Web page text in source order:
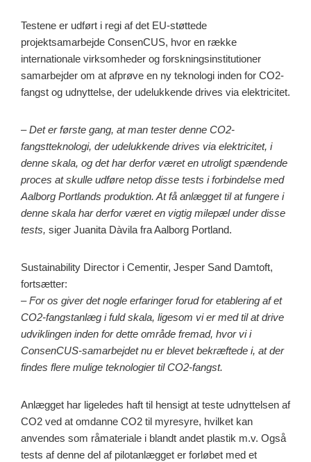
Testene er udført i regi af det EU-støttede
projektsamarbejde ConsenCUS, hvor en række
internationale virksomheder og forskningsinstitutioner
samarbejder om at afprøve en ny teknologi inden for CO2-
fangst og udnyttelse, der udelukkende drives via elektricitet.
–Det er første gang, at man tester denne CO2-
fangstteknologi, der udelukkende drives via elektricitet, i
denne skala, og det har derfor været en utroligt spændende
proces at skulle udføre netop disse tests i forbindelse med
Aalborg Portlands produktion. At få anlægget til at fungere i
denne skala har derfor været en vigtig milepæl under disse
tests, siger Juanita Dàvila fra Aalborg Portland.
Sustainability Director i Cementir, Jesper Sand Damtoft,
fortsætter:
– For os giver det nogle erfaringer forud for etablering af et
CO2-fangstanlæg i fuld skala, ligesom vi er med til at drive
udviklingen inden for dette område fremad, hvor vi i
ConsenCUS-samarbejdet nu er blevet bekræftede i, at der
findes flere mulige teknologier til CO2-fangst.
Anlægget har ligeledes haft til hensigt at teste udnyttelsen af
CO2 ved at omdanne CO2 til myresyre, hvilket kan
anvendes som råmateriale i blandt andet plastik m.v. Også
tests af denne del af pilotanlægget er forløbet med et